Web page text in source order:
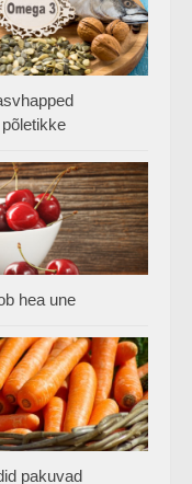
hea une
pakuvad